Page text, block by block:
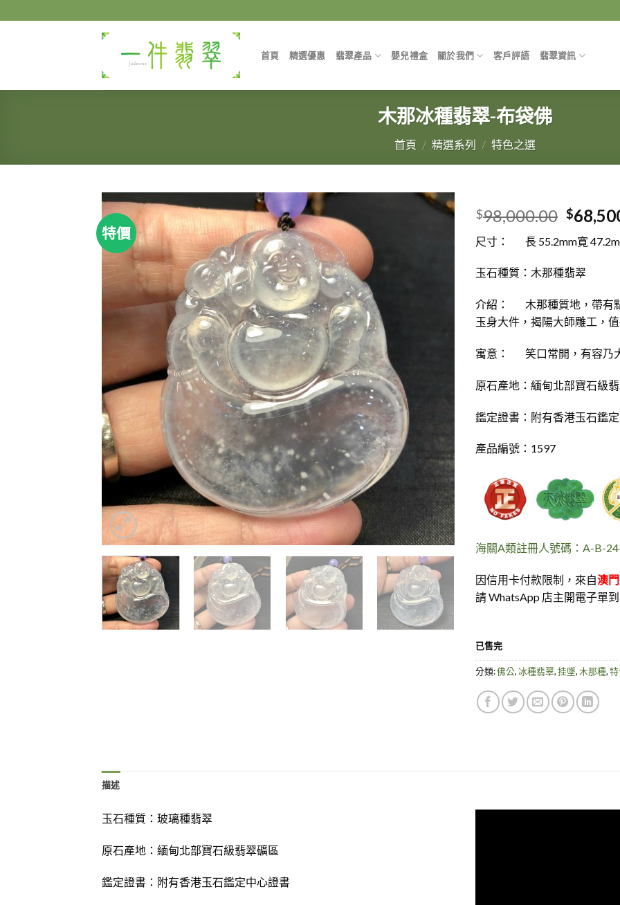
to
首頁 精選優惠 翡翠產品 嬰兒禮盒 關於我們 客戶評語 翡翠資訊
木那冰種翡翠-布袋佛
首頁 / 精選系列 / 特色之選
特價
$98,000.00 $
尺寸： 長 55.2mm寛
玉石種質：木那種翡翠
介紹： 木那種質地，帶有
玉身大件，揭陽大師雕工，
寓意： 笑口常開，有容乃
原石產地：緬甸北部寶石級
鑑定證書：附有香港玉石鑑
產品編號：1597
海關A類註冊人號碼：A-B-
因信用卡付款限制，來自澳門
請 WhatsApp 店主開電子單
已售完
分類:佛公,冰種翡翠,挂墜,木那種,
描述
玉石種質： 玻璃種翡翠
原石產地：緬甸北部寶石級翡翠礦區
鑑定證書： 附有香港玉石鑑定中心證書